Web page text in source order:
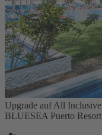
Upgrade auf All Inclusive
BLUESEA Puerto Resort